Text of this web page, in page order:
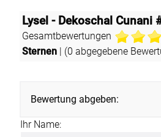
Lysel - Dekoschal Cunani
Gesamtbewertungen
Sternen
| (0 abgegebene
Bewertung abgeben:
Ihr Name: